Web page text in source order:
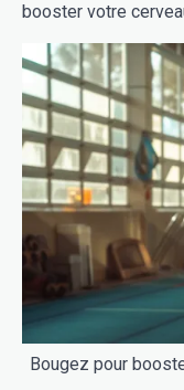
booster votre
Bougez pour